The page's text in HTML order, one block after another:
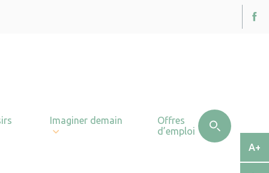
Imaginer demain
Offres
d’emploi
A+